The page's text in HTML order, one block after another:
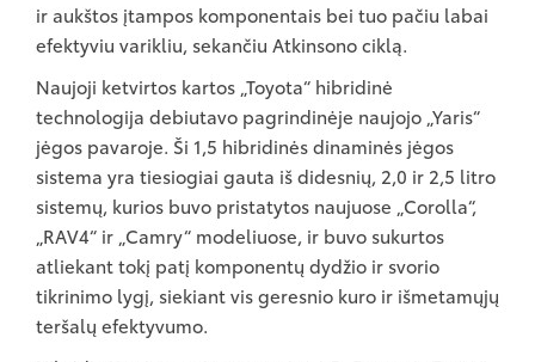
ir aukštos įtampos komponentais bei tuo pačiu labai
efektyviu varikliu, sekančiu Atkinsono ciklą.
Naujoji ketvirtos kartos „Toyota“ hibridinė
technologija debiutavo pagrindinėje naujojo „Yaris“
jėgos pavaroje. Ši 1,5 hibridinės dinaminės jėgos
sistema yra tiesiogiai gauta iš didesnių, 2,0 ir 2,5 litro
sistemų, kurios buvo pristatytos naujuose „Corolla“,
„RAV4“ ir „Camry“ modeliuose, ir buvo sukurtos
atliekant tokį patį komponentų dydžio ir svorio
tikrinimo lygį, siekiant vis geresnio kuro ir išmetamųjų
teršalų efektyvumo.